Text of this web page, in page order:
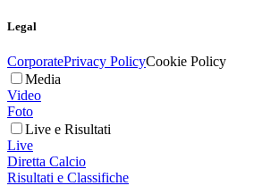
Legal
CorporatePrivacy PolicyCookie Policy
Media
Video
Foto
Live e Risultati
Live
Diretta Calcio
Risultati e Classifiche